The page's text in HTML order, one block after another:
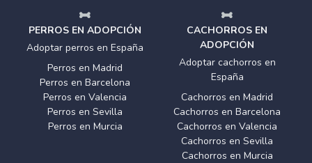
PERROS EN ADOPCIÓN
Adoptar perros en España
Perros en Madrid
Perros en Barcelona
Perros en Valencia
Perros en Sevilla
Perros en Murcia
CACHORROS EN
ADOPCIÓN
Adoptar cachorros en
España
Cachorros en Madrid
Cachorros en Barcelona
Cachorros en Valencia
Cachorros en Sevilla
Cachorros en Murcia